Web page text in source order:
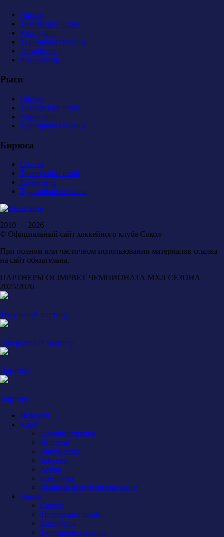
Состав
Тренерский штаб
Календарь
Турнирная таблица
Атрибутика
Фан-сектор
Рыси
Состав
Тренерский штаб
Календарь
Турнирная таблица
Бирюса
Состав
Тренерский штаб
Календарь
Турнирная таблица
2010 — 2026
© Официальный сайт хоккейного клуба Сокол
При полном или частичном использовании материалов ссылка
на сайт обязательна.
ПАРТНЕРЫ OLIMPBET ЧЕМПИОНАТА МХЛ СЕЗОНА
2025/2026
Титульный партнер
Генеральный партнер
Партнер
Партнер
Новости
Клуб
Администрация
История
Документы
Закупки
Арена
Контакты
Правила поведения на арене
Сокол
Состав
Тренерский штаб
Календарь
Турнирная таблица